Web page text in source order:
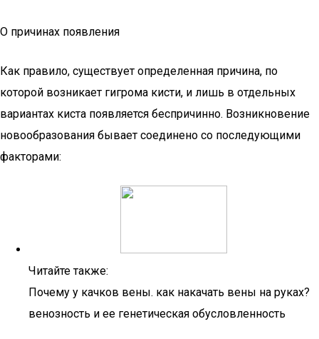
О причинах появления
Как правило, существует определенная причина, по
которой возникает гигрома кисти, и лишь в отдельных
вариантах киста появляется беспричинно. Возникновение
новообразования бывает соединено со последующими
факторами:
Читайте также:
Почему у качков вены. как накачать вены на руках?
венозность и ее генетическая обусловленность